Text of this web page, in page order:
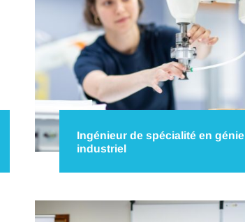
Ingénieur de spécialité en génie
industriel
sont optimisées grâce à la conception,